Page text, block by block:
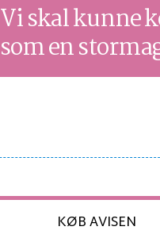
Vi skal kunne
som en
KØB AVISEN